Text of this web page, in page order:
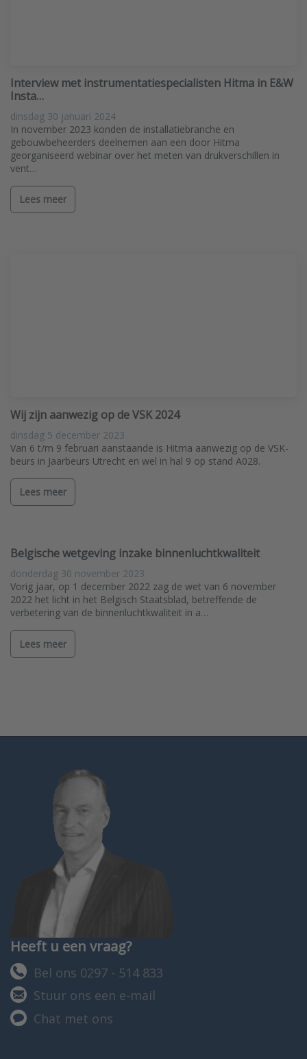
Interview met instrumentatiespecialisten Hitma in E&W
Insta…
dinsdag 30 januari 2024
In november 2023 konden de installatiebranche en
gebouwbeheerders deelnemen aan een door Hitma
georganiseerd webinar over het meten van drukverschillen in
vent…
Lees meer
Wij zijn aanwezig op de VSK 2024
dinsdag 5 december 2023
Van 6 t/m 9 februari aanstaande is Hitma aanwezig op de VSK-
beurs in Jaarbeurs Utrecht en wel in hal 9 op stand A028.
Lees meer
Belgische wetgeving inzake binnenluchtkwaliteit
donderdag 30 november 2023
Vorig jaar, op 1 december 2022 zag de wet van 6 november
2022 het licht in het Belgisch Staatsblad, betreffende de
verbetering van de binnenluchtkwaliteit in a…
Lees meer
Heeft u een vraag?
Bel ons 0297 - 514 833
Stuur ons een e-mail
Chat met ons